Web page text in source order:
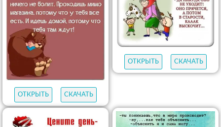
ОТКРЫТЬ СКАЧАТЬ
ОТКРЫТЬ СКАЧАТЬ